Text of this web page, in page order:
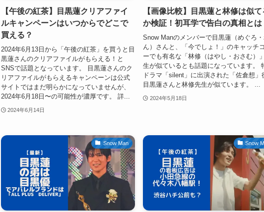
【午後の紅茶】目黒蓮クリアファイ
ルキャンペーンはいつからでどこで
買える？
2024年6月13日から「午後の紅茶」を買うと目
黒蓮さんのクリアファイルがもらえる！と
SNSで話題となっています。 目黒蓮さんのク
リアファイルがもらえるキャンペーンは公式
サイトではまだ明らかになっていませんが、
2024年6月18日〜の可能性が濃厚です。 詳...
2024年6月14日
【画像比較】目黒蓮と林修は似て
か検証！初耳学で告白の真相とは
Snow Manのメンバーで目黒蓮（めぐろ
ん）さんと、「今でしょ！」のキャッチ
ーでも有名な「林修（はやし・おさむ）
生が似ているとも話題になっています。
ドラマ「silent」に出演された「佐倉想」
目黒蓮さんと林修先生が似ています。 ...
2024年5月18日
Snow Man Snow